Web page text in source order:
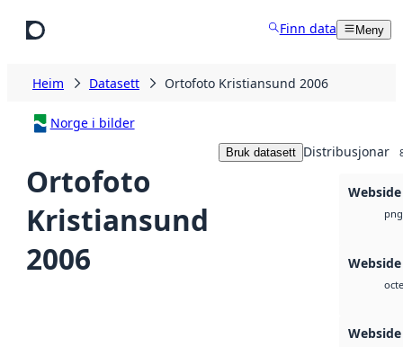
Finn data Meny
Heim Datasett Ortofoto Kristiansund 2006
Norge i bilder
Ortofoto
Kristiansund
2006
Bruk datasett Distribusjonar
Webside
png